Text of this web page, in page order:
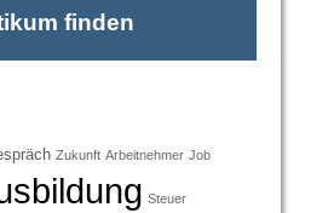
finden
Zukunft Arbeitnehmer Job
Steuer